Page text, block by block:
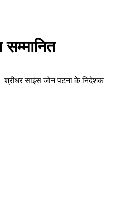
श्रीधर साइंस जोन पटना के निदेशक